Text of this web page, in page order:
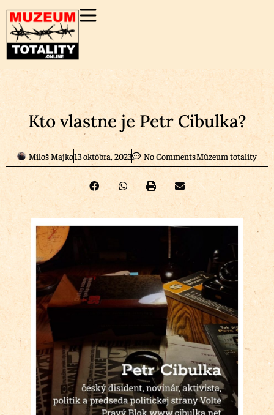
Kto vlastne je Petr Cibulka?
Miloš Majko13 októbra, 2023 No CommentsMúzeum totality